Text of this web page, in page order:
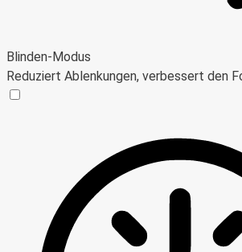
Blinden-Modus
Reduziert Ablenkungen, verbessert den